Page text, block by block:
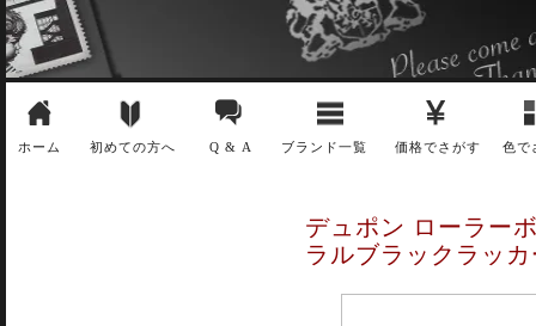
ホーム 初めての方へ Q & A ブランド一覧 価格でさがす 色で
デュポン ローラー
ラルブラックラッ